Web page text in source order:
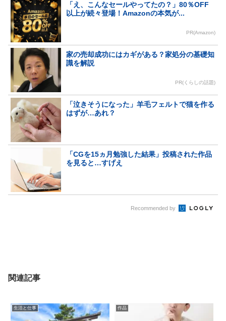
「え、こんなセールやってたの？」80％OFF
以上が続々登場！Amazonの本気が...
PR(Amazon)
家の売却成功にはカギがある？家処分の基礎知
識を解説
PR(くらしの話題)
「泣きそうになった」羊毛フェルトで猫を作る
はずが…あれ？
「CGを15ヵ月勉強した結果」投稿された作品
を見ると…すげえ
Recommended by
関連記事
生活と仕事 作品